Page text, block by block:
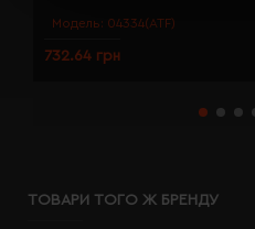
Модель: 04334(ATF)
732.64 грн
ТОВАРИ ТОГО Ж БРЕНДУ